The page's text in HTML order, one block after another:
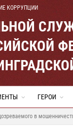
КОРРУПЦИИ
ГЕРОИ
в